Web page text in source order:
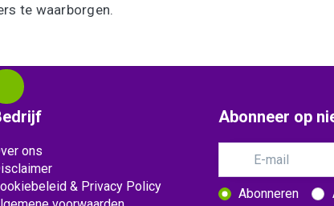
te waarborgen.
ons
& Privacy Policy
Abonneer op
Abonneren